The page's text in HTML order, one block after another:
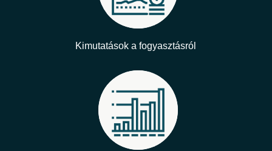
Kimutatások a fogyasztásról